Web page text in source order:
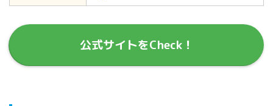
公式サイトをCheck！